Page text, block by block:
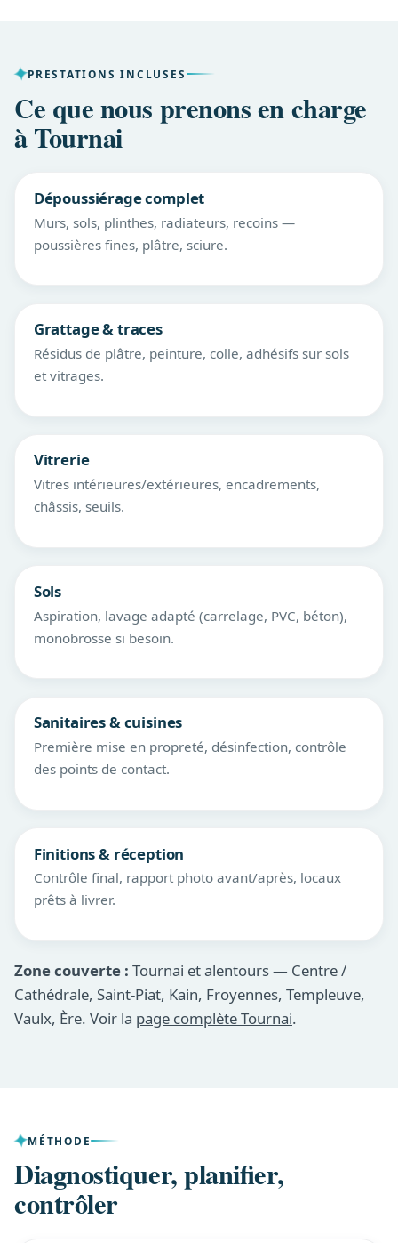
PRESTATIONS INCLUSES
Ce que nous prenons en charge
à Tournai
Dépoussiérage complet
Murs, sols, plinthes, radiateurs, recoins —
poussières fines, plâtre, sciure.
Grattage & traces
Résidus de plâtre, peinture, colle, adhésifs sur sols
et vitrages.
Vitrerie
Vitres intérieures/extérieures, encadrements,
châssis, seuils.
Sols
Aspiration, lavage adapté (carrelage, PVC, béton),
monobrosse si besoin.
Sanitaires & cuisines
Première mise en propreté, désinfection, contrôle
des points de contact.
Finitions & réception
Contrôle final, rapport photo avant/après, locaux
prêts à livrer.
Zone couverte : Tournai et alentours — Centre /
Cathédrale, Saint-Piat, Kain, Froyennes, Templeuve,
Vaulx, Ère. Voir la page complète Tournai.
MÉTHODE
Diagnostiquer, planifier,
contrôler